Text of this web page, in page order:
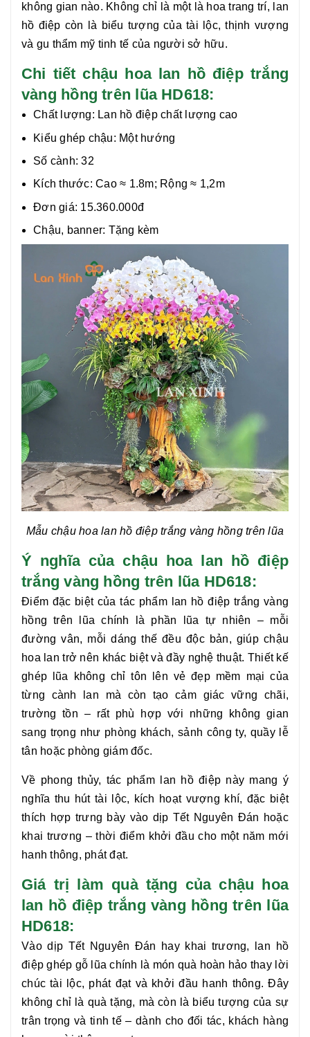
không gian nào. Không chỉ là một là hoa trang trí, lan
hồ điệp còn là biểu tượng của tài lộc, thịnh vượng
và gu thẩm mỹ tinh tế của người sở hữu.
Chi tiết chậu hoa lan hồ điệp trắng
vàng hồng trên lũa HD618:
Chất lượng: Lan hồ điệp chất lượng cao
Kiểu ghép chậu: Một hướng
Số cành: 32
Kích thước: Cao ≈ 1.8m; Rộng ≈ 1,2m
Đơn giá: 15.360.000đ
Chậu, banner: Tặng kèm
Mẫu chậu hoalan hồ điệptrắng vàng hồng trên lũa
Ý nghĩa của chậu hoa lan hồ điệp
trắng vàng hồng trên lũa HD618:
Điểm đặc biệt của tác phẩm lan hồ điệp trắng vàng
hồng trên lũa chính là phần lũa tự nhiên – mỗi
đường vân, mỗi dáng thế đều độc bản, giúp chậu
hoa lan trở nên khác biệt và đầy nghệ thuật. Thiết kế
ghép lũa không chỉ tôn lên vẻ đẹp mềm mại của
từng cành lan mà còn tạo cảm giác vững chãi,
trường tồn – rất phù hợp với những không gian
sang trọng như phòng khách, sảnh công ty, quầy lễ
tân hoặc phòng giám đốc.
Về phong thủy, tác phẩm lan hồ điệp này mang ý
nghĩa thu hút tài lộc, kích hoạt vượng khí, đặc biệt
thích hợp trưng bày vào dịp Tết Nguyên Đán hoặc
khai trương – thời điểm khởi đầu cho một năm mới
hanh thông, phát đạt.
Giá trị làm quà tặng của chậu hoa
lan hồ điệp trắng vàng hồng trên lũa
HD618:
Vào dịp Tết Nguyên Đán hay khai trương,
lan hồ
điệp ghép gỗ lũa chính là món quà hoàn hảo thay lời
chúc tài lộc, phát đạt và khởi đầu hanh thông. Đây
không chỉ là quà tặng, mà còn là biểu tượng của sự
trân trọng và tinh tế – dành cho đối tác, khách hàng